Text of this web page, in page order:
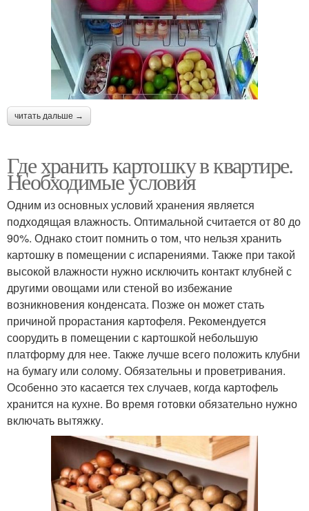
читать дальше →
Где хранить картошку в квартире.
Необходимые условия
Одним из основных условий хранения является
подходящая влажность. Оптимальной считается от 80 до
90%. Однако стоит помнить о том, что нельзя хранить
картошку в помещении с испарениями. Также при такой
высокой влажности нужно исключить контакт клубней с
другими овощами или стеной во избежание
возникновения конденсата. Позже он может стать
причиной прорастания картофеля. Рекомендуется
соорудить в помещении с картошкой небольшую
платформу для нее. Также лучше всего положить клубни
на бумагу или солому. Обязательны и проветривания.
Особенно это касается тех случаев, когда картофель
хранится на кухне. Во время готовки обязательно нужно
включать вытяжку.